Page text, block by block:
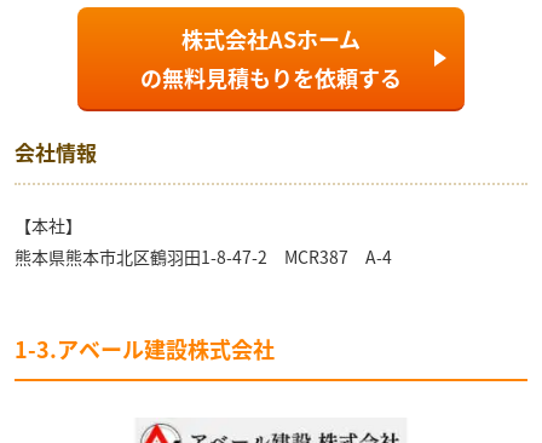
株式会社ASホーム
の無料見積もりを依頼する
会社情報
【本社】
熊本県熊本市北区鶴羽田1-8-47-2 MCR387 A-4
1-3.アベール建設株式会社